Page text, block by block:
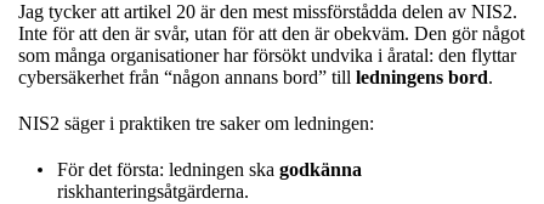
Jag tycker att artikel 20 är den mest missförstådda delen av NIS2.
Inte för att den är svår, utan för att den är obekväm. Den gör något
som många organisationer har försökt undvika i åratal: den flyttar
cybersäkerhet från “någon annans bord” till ledningens bord.
NIS2 säger i praktiken tre saker om ledningen:
För det första: ledningen ska godkänna
riskhanteringsåtgärderna.